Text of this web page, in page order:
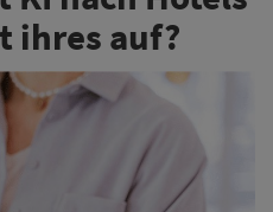
ihres auf?